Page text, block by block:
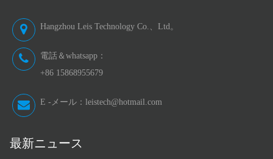
Hangzhou Leis Technology Co.、Ltd。
電話＆whatsapp：
+86 15868955679
E -メール： leistech@hotmail.com
最新ニュース